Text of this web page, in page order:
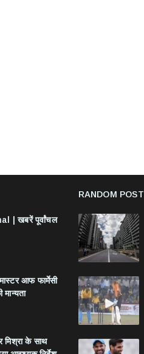
| खबरें पूर्वांचल
आफ फार्मेसी
मिश्रा के साथ
RANDOM POST